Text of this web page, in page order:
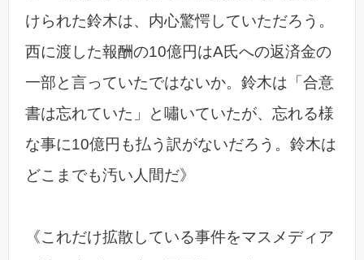
けられた鈴木は、内心驚愕していただろう。
西に渡した報酬の10億円はA氏への返済金の
一部と言っていたではないか。鈴木は「合意
書は忘れていた」と嘯いていたが、忘れる様
な事に10億円も払う訳がないだろう。鈴木は
どこまでも汚い人間だ》
《これだけ拡散している事件をマスメディア